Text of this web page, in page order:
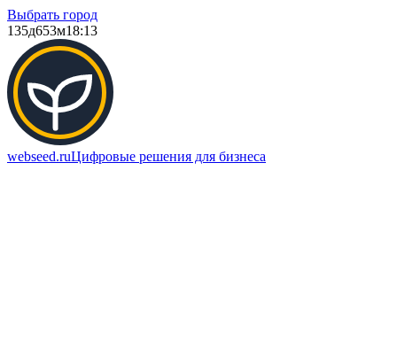
Выбрать город
135д653м18:13
webseed.ruЦифровые решения для бизнеса